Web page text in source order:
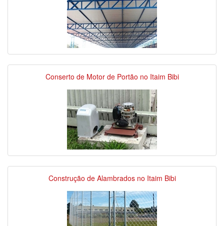
Conserto de Motor de Portão no Itaim Bibi
Construção de Alambrados no Itaim Bibi